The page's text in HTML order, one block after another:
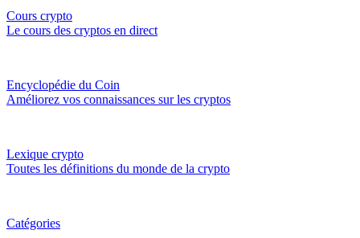
Cours crypto
Le cours des cryptos en direct
Encyclopédie du Coin
Améliorez vos connaissances sur les cryptos
Lexique crypto
Toutes les définitions du monde de la crypto
Catégories